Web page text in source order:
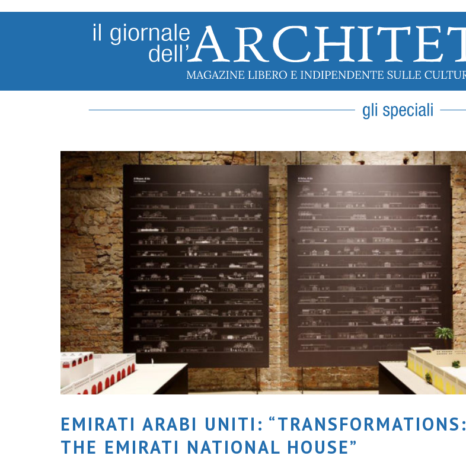
EMIRATI ARABI UNITI: “TRANSFORMATIONS:
THE EMIRATI NATIONAL HOUSE”